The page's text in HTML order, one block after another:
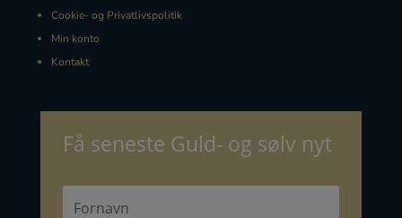
Cookie- og Privatlivspolitik
Min konto
Kontakt
Få seneste Guld- og sølv nyt